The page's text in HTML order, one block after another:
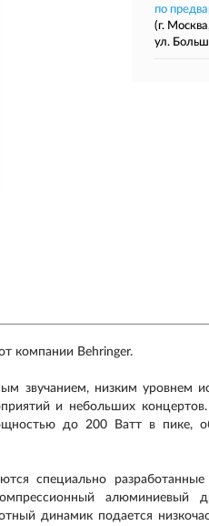
по
(г.
ул.
компании Behringer.
звучанием, низким уровнем
и небольших концертов.
до 200 Ватт в пике,
специально
алюминиевый
динамик подается